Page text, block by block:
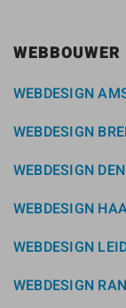
WEBDESIGN
WEBDESIGN
WEBDESIGN
WEBDESIGN
WEBDESIGN
WEBDESIGN